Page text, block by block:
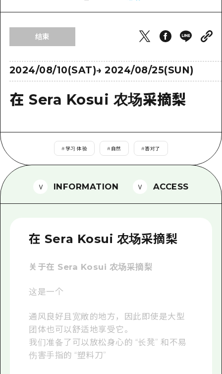
骑自行车
夜晚生活
世界遗产
学习·体验
历史·文化
自然
安艺
答对了
艺北
短途旅行
半天
1晚2天
宫岛周边
东山口
列表
访问访问
次要流量摘要
设施拥堵
行李寄存和运送服务
广岛表情周游券
广岛免费无线上网
面向外国游客的街角旅游信息中心
通过视频介绍广岛县的魅力！
常见问题解答
广岛观光宣传册
HOME
结束
2024/08/10(SAT)→2024/08/25(SUN)
在 Sera Kosui 农场采摘梨
# 学习·体验 # 自然 #答对了
INFORMATION ACCESS
在 Sera Kosui 农场采摘梨
关于在 Sera Kosui 农场采摘梨
这是一个
通风良好且宽敞的地方，因此即使是大型
团体也可以舒适地享受它。
我们准备了可以放松身心的 “长凳” 和不易
伤害手指的 “塑料刀”